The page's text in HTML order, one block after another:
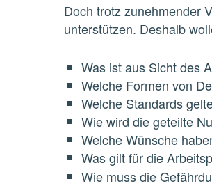
Doch trotz zunehmender
unterstützen. Deshalb
Was ist aus Sicht des
Welche Formen von
Welche Standards
Wie wird die geteilte
Welche Wünsche
Was gilt für die
Wie muss die